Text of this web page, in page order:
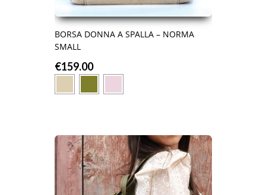
BORSA DONNA A SPALLA – NORMA
SMALL
€159.00